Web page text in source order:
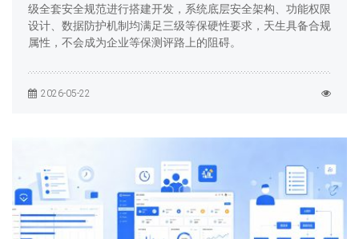
级全套安全规范进行搭建开发，系统底层安全架构、功能权限
设计、数据防护机制均满足三级等保硬性要求，天生具备合规
属性，不会成为企业等保测评路上的阻碍。
2026-05-22